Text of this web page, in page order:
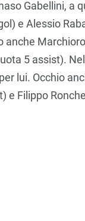
Gabellini, a
e Alessio
anche
5 assist).
lui. Occhio
e Filippo